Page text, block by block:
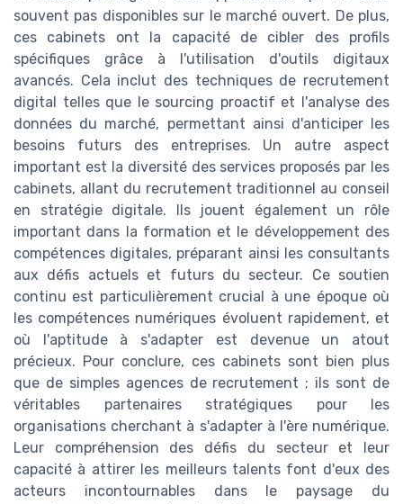
souvent pas disponibles sur le marché ouvert. De plus,
ces cabinets ont la capacité de cibler des profils
spécifiques grâce à l'utilisation d'outils digitaux
avancés. Cela inclut des techniques de recrutement
digital telles que le sourcing proactif et l'analyse des
données du marché, permettant ainsi d'anticiper les
besoins futurs des entreprises. Un autre aspect
important est la diversité des services proposés par les
cabinets, allant du recrutement traditionnel au conseil
en stratégie digitale. Ils jouent également un rôle
important dans la formation et le développement des
compétences digitales, préparant ainsi les consultants
aux défis actuels et futurs du secteur. Ce soutien
continu est particulièrement crucial à une époque où
les compétences numériques évoluent rapidement, et
où l'aptitude à s'adapter est devenue un atout
précieux. Pour conclure, ces cabinets sont bien plus
que de simples agences de recrutement ; ils sont de
véritables partenaires stratégiques pour les
organisations cherchant à s'adapter à l'ère numérique.
Leur compréhension des défis du secteur et leur
capacité à attirer les meilleurs talents font d'eux des
acteurs incontournables dans le paysage du